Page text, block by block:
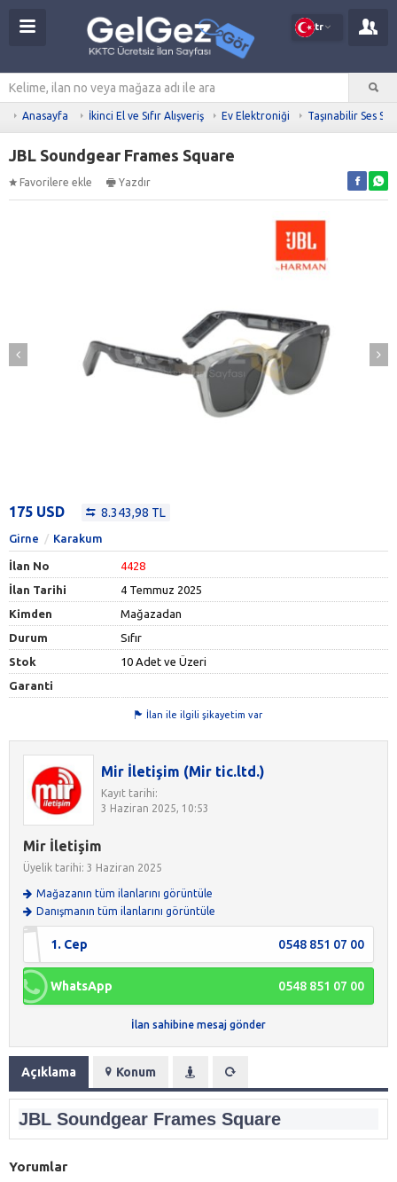
tr
Anasayfa İkinci El ve Sıfır Alışveriş Ev Elektroniği Taşınabilir Ses
JBL Soundgear Frames Square
Favorilere ekle Yazdır
175 USD 8.343,98 TL
Girne Karakum
İlan No
4428
İlan Tarihi
4 Temmuz 2025
Kimden
Mağazadan
Durum
Sıfır
Stok
10 Adet ve Üzeri
Garanti
İlan ile ilgili şikayetim var
Mir İletişim (Mir tic.ltd.)
Kayıt tarihi:
3 Haziran 2025, 10:53
Mir İletişim
Üyelik tarihi: 3 Haziran 2025
Mağazanın tüm ilanlarını görüntüle
Danışmanın tüm ilanlarını görüntüle
1. Cep 0548 851 07 00
WhatsApp 0548 851 07 00
İlan sahibine mesaj gönder
Açıklama Konum
JBL Soundgear Frames Square
Yorumlar